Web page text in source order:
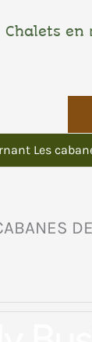
Chalets en
Les